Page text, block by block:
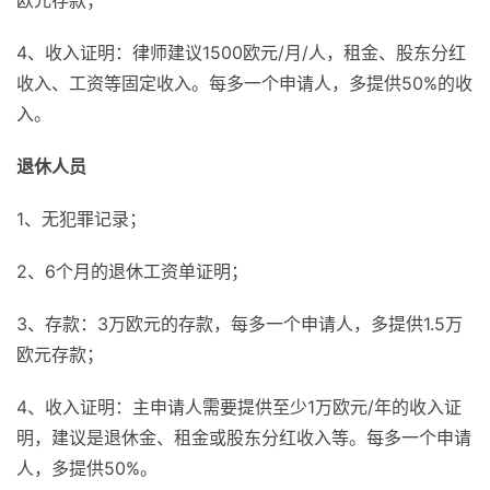
4、收入证明：律师建议1500欧元/月/人，租金、股东分红
收入、工资等固定收入。每多一个申请人，多提供50%的收
入。
退休人员
1、无犯罪记录；
2、6个月的退休工资单证明；
3、存款：3万欧元的存款，每多一个申请人，多提供1.5万
欧元存款；
4、收入证明：主申请人需要提供至少1万欧元/年的收入证
明，建议是退休金、租金或股东分红收入等。每多一个申请
人，多提供50%。